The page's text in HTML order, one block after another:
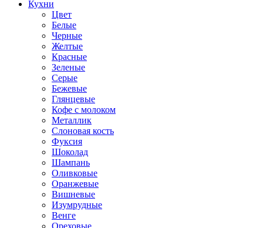
Кухни
Цвет
Белые
Черные
Желтые
Красные
Зеленые
Серые
Бежевые
Глянцевые
Кофе с молоком
Металлик
Слоновая кость
Фуксия
Шоколад
Шампань
Оливковые
Оранжевые
Вишневые
Изумрудные
Венге
Ореховые